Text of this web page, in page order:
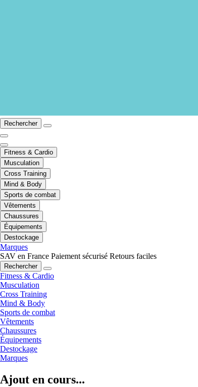
Rechercher
Fitness & Cardio
Musculation
Cross Training
Mind & Body
Sports de combat
Vêtements
Chaussures
Équipements
Destockage
Marques
SAV en France Paiement sécurisé Retours faciles
Rechercher
Fitness & Cardio
Musculation
Cross Training
Mind & Body
Sports de combat
Vêtements
Chaussures
Équipements
Destockage
Marques
Ajout en cours...